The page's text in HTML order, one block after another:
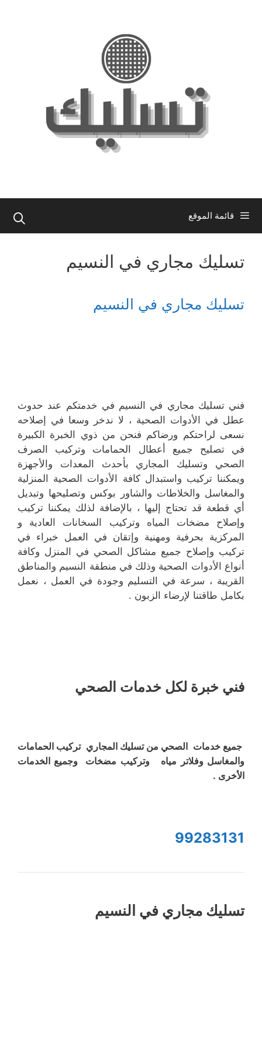
قائمة الموقع
تسليك مجاري في النسيم
تسليك مجاري في النسيم
فني تسليك مجاري في النسيم في خدمتكم عند حدوث
عطل في الأدوات الصحية ، لا ندخر وسعا في إصلاحه
نسعى لراحتكم ورضاكم فنحن من ذوي الخبرة الكبيرة
في تصليح جميع أعطال الحمامات وتركيب الصرف
الصحي وتسليك المجاري بأحدث المعدات والأجهزة
ويمكننا تركيب واستبدال كافة الأدوات الصحية المنزلية
والمغاسل والخلاطات والشاور بوكس وتصليحها وتبديل
أي قطعة قد تحتاج إليها ، بالإضافة لذلك يمكننا تركيب
وإصلاح مضخات المياه وتركيب السخانات العادية و
المركزية بحرفية ومهنية وإتقان في العمل خبراء في
تركيب وإصلاح جميع مشاكل الصحي في المنزل وكافة
أنواع الأدوات الصحية وذلك في منطقة النسيم والمناطق
القريبة ، سرعة في التسليم وجودة في العمل ، نعمل
بكامل طاقتنا لإرضاء الزبون .
فني خبرة لكل خدمات الصحي
جميع خدمات الصحي من تسليك المجاري تركيب الحمامات
والمغاسل وفلاتر مياه وتركيب مضخات وجميع الخدمات
الأخرى .
99283131
تسليك مجاري في النسيم